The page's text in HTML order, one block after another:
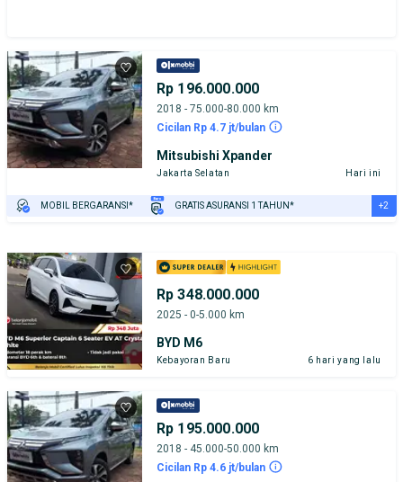
Rp 196.000.000
2018 - 75.000-80.000 km
Cicilan Rp 4.7 jt/bulan
Mitsubishi Xpander
Jakarta Selatan Hari ini
MOBIL BERGARANSI* GRATIS ASURANSI 1 TAHUN* +2
Rp 348.000.000
2025 - 0-5.000 km
BYD M6
Kebayoran Baru 6 hari yang lalu
Rp 195.000.000
2018 - 45.000-50.000 km
Cicilan Rp 4.6 jt/bulan